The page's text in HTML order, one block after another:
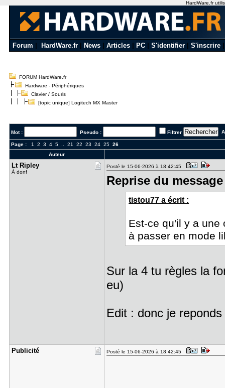
Forum HardWare.fr News Articles PC S'identifier S'inscrire
FORUM HardWare.fr
Hardware - Périphériques
Clavier / Souris
[topic unique] Logitech MX Master
Mot : Pseudo : Filtrer
Page : 1 2 3 4 5.. 21 22 23 24 25 26
Auteur
Lt Ripley
À donf
Posté le 15-06-2026 à 18:42:45
Reprise du
tistou77 a écrit :
Est-ce qu'il y a une
à passer en mode
Sur la 4 tu règles la
eu)
Edit : donc je
Publicité Posté le 15-06-2026 à 18:42:45
HardWare.fr